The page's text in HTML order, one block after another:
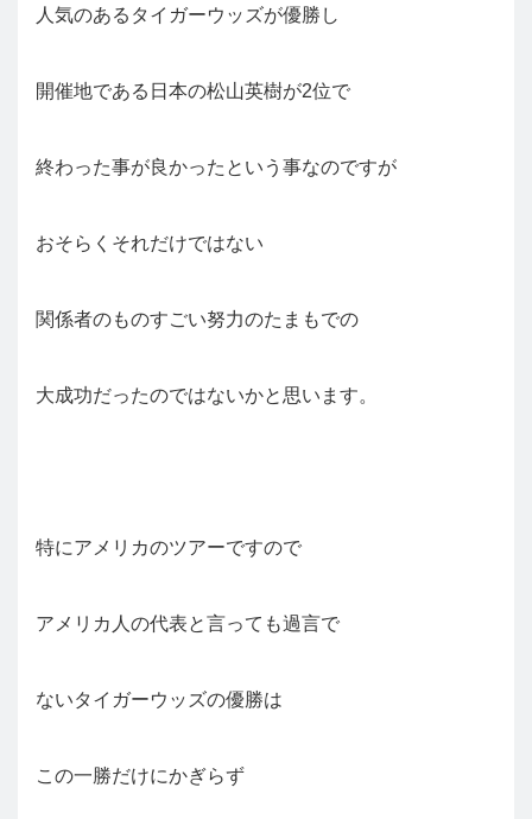
人気のあるタイガーウッズが優勝し
開催地である日本の松山英樹が2位で
終わった事が良かったという事なのですが
おそらくそれだけではない
関係者のものすごい努力のたまもでの
大成功だったのではないかと思います。
特にアメリカのツアーですので
アメリカ人の代表と言っても過言で
ないタイガーウッズの優勝は
この一勝だけにかぎらず